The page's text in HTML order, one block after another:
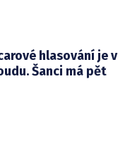
hlasování je v
Šanci má pět